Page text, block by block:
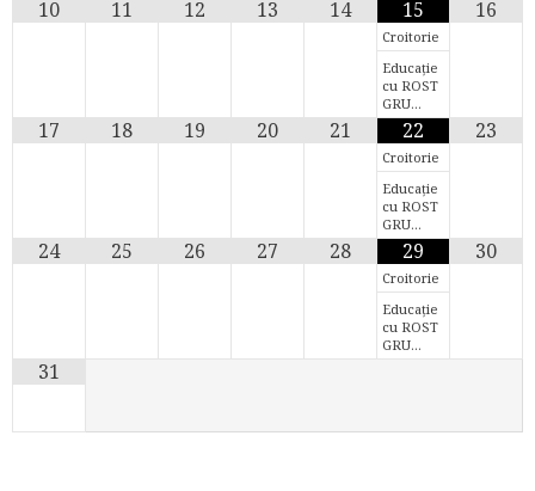
10 11 12 13 14 15
Croitorie
Educație
cu ROST
GRU…
16
17 18 19 20 21 22
Croitorie
Educație
cu ROST
GRU…
23
24 25 26 27 28 29
Croitorie
Educație
cu ROST
GRU…
30
31